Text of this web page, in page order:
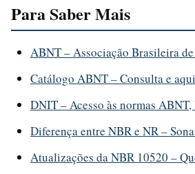
Para Saber Mais
ABNT – Associação Brasileira
Catálogo ABNT – Consulta e
DNIT – Acesso às normas
Diferença entre NBR e NR –
Atualizações da NBR 10520 –